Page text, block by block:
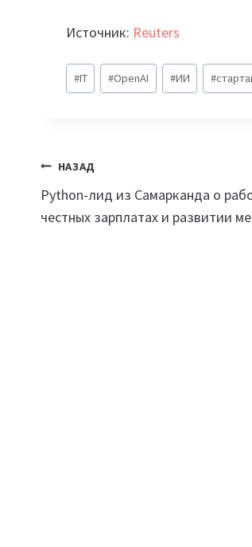
Источник: Reuters
Метки
записи:
#IT #OpenAI #ИИ #
Навигация
по
НАЗАД
Python-лид из Самарканда о
честных зарплатах и развитии